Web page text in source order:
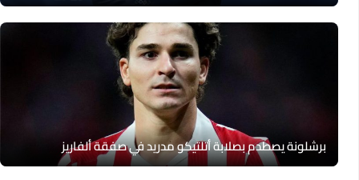
برشلونة يصطدم بصلابة أتلتيكو مدريد في صفقة ألفاريز